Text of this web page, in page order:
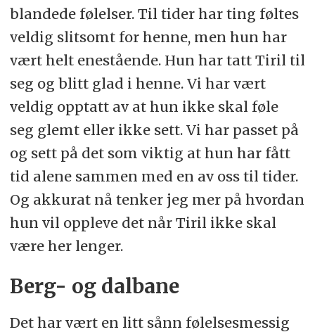
blandede følelser. Til tider har ting føltes
veldig slitsomt for henne, men hun har
vært helt enestående. Hun har tatt Tiril til
seg og blitt glad i henne. Vi har vært
veldig opptatt av at hun ikke skal føle
seg glemt eller ikke sett. Vi har passet på
og sett på det som viktig at hun har fått
tid alene sammen med en av oss til tider.
Og akkurat nå tenker jeg mer på hvordan
hun vil oppleve det når Tiril ikke skal
være her lenger.
Berg- og dalbane
Det har vært en litt sånn følelsesmessig